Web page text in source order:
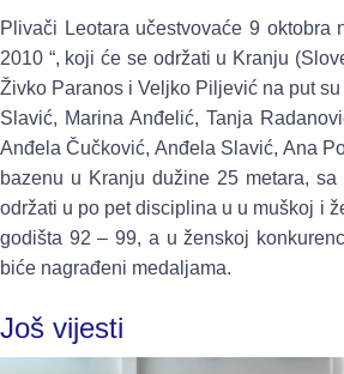
Plivači Leotara učestvovaće 9 oktobra
2010 “, koji će se održati u Kranju
Živko Paranos i Veljko Piljević na put
Slavić, Marina Anđelić, Tanja
Anđela Čučković, Anđela Slavić, Ana
bazenu u Kranju dužine 25 metara,
održati u po pet disciplina u u muškoj i
godišta 92 – 99, a u ženskoj
biće nagrađeni medaljama.
Još vijesti